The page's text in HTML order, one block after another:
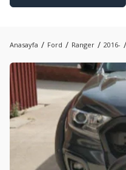
Anasayfa Ford Ranger 2016-